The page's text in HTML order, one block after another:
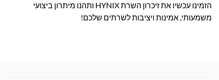
הזמינו עכשיו את זיכרון השרת HYNIX ותהנו מיתרון ביצועי
משמעותי, אמינות ויציבות לשרתים שלכם!